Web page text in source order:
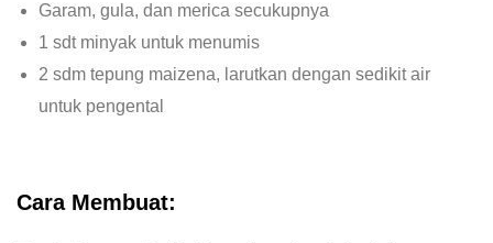
Garam, gula, dan merica secukupnya
1 sdt minyak untuk menumis
2 sdm tepung maizena, larutkan dengan sedikit air
untuk pengental
Cara Membuat: